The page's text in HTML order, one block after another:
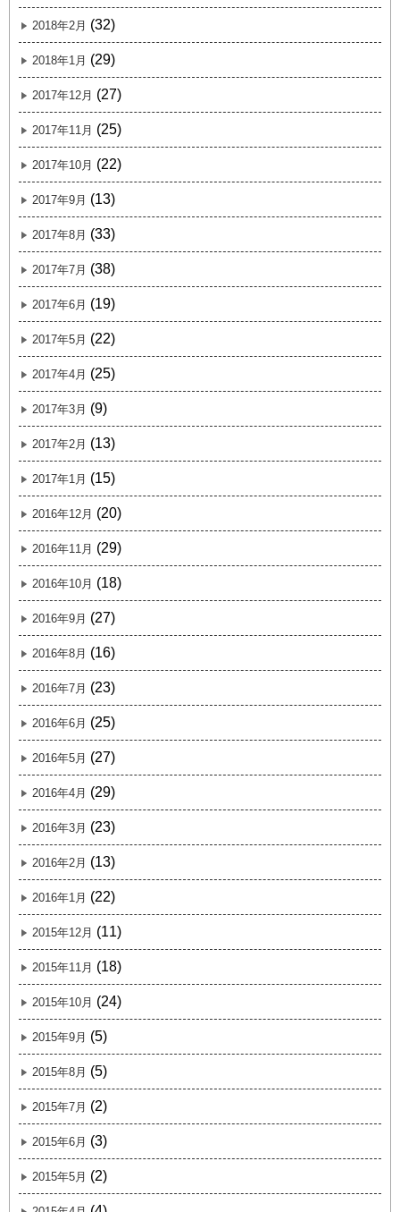
2018年2月 (32)
2018年1月 (29)
2017年12月 (27)
2017年11月 (25)
2017年10月 (22)
2017年9月 (13)
2017年8月 (33)
2017年7月 (38)
2017年6月 (19)
2017年5月 (22)
2017年4月 (25)
2017年3月 (9)
2017年2月 (13)
2017年1月 (15)
2016年12月 (20)
2016年11月 (29)
2016年10月 (18)
2016年9月 (27)
2016年8月 (16)
2016年7月 (23)
2016年6月 (25)
2016年5月 (27)
2016年4月 (29)
2016年3月 (23)
2016年2月 (13)
2016年1月 (22)
2015年12月 (11)
2015年11月 (18)
2015年10月 (24)
2015年9月 (5)
2015年8月 (5)
2015年7月 (2)
2015年6月 (3)
2015年5月 (2)